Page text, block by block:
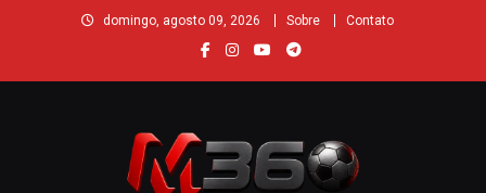
domingo, agosto 09, 2026 Sobre Contato